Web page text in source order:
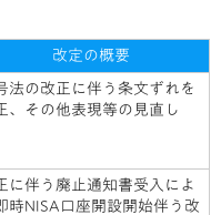
改定の概要
法の改正に伴う条文ずれを
、その他表現等の見直し
に伴う廃止通知書受入によ
時NISA口座開設開始伴う改